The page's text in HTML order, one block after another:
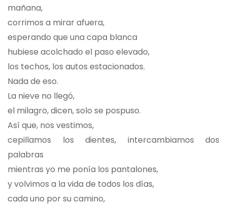
mañana,
corrimos a mirar afuera,
esperando que una capa blanca
hubiese acolchado el paso elevado,
los techos, los autos estacionados.
Nada de eso.
La nieve no llegó,
el milagro, dicen, solo se pospuso.
Así que, nos vestimos,
cepillamos los dientes, intercambiamos dos
palabras
mientras yo me ponía los pantalones,
y volvimos a la vida de todos los días,
cada uno por su camino,